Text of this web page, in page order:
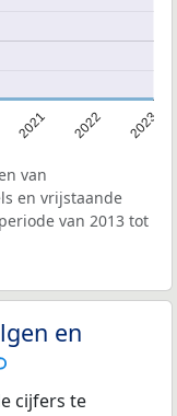
2021 2022 2023
van
en vrijstaande
van 2013 tot
en
cijfers te